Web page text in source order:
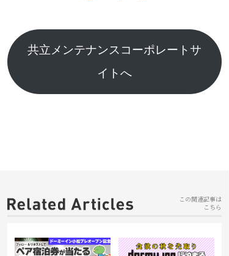
共立メンテナンスコーポレートサ
イトへ
この関連記事は
こちら